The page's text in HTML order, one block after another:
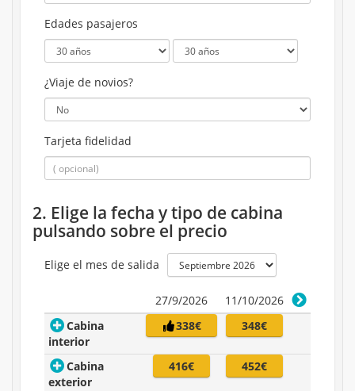
Edades pasajeros
¿Viaje de novios?
Tarjeta fidelidad
2. Elige la fecha y tipo de cabina
pulsando sobre el precio
Elige el mes de salida
27/9/2026
11/10/2026
Cabina
interior
338€ 348€
Cabina
exterior
416€ 452€